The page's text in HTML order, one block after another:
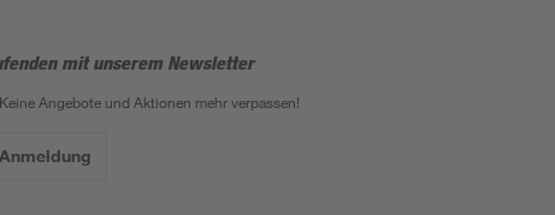
mit unserem Newsletter
Angebote und Aktionen mehr verpassen!